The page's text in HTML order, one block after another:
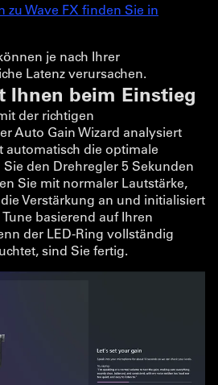
zu Wave FX finden Sie in
je nach Ihrer
Latenz verursachen.
Ihnen beim Einstieg
der richtigen
Auto Gain Wizard analysiert
automatisch die optimale
den Drehregler 5 Sekunden
Sie mit normaler Lautstärke,
Verstärkung an und initialisiert
Tune basierend auf Ihren
der LED-Ring vollständig
sind Sie fertig.